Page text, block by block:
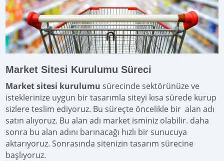
Market Sitesi Kurulumu Süreci
Market sitesi kurulumu sürecinde sektörünüze ve
isteklerinize uygun bir tasarımla siteyi kısa sürede kurup
sizlere teslim ediyoruz. Bu süreçte öncelikle bir alan adı
satın alıyoruz. Bu alan adı market isminiz olabilir. daha
sonra bu alan adını barınacağı hızlı bir sunucuya
aktarıyoruz. Sonrasında sitenizin tasarım sürecine
başlıyoruz.